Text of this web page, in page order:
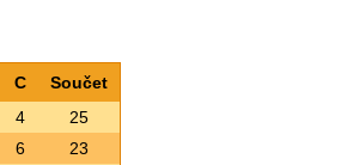
C
Součet
4
25
6
23